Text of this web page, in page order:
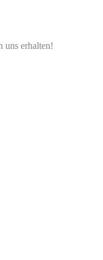
uns erhalten!